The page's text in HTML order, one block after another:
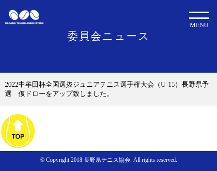
委員会ニュース
MENU
2022中牟田杯全国選抜ジュニアテニス選手権大会（U-15）長野県予
選 仮ドローをアップ致しました。
© Copyright 2018 長野県テニス協会. All rights reserved.